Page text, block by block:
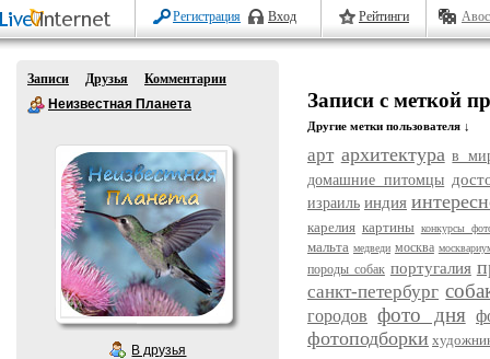
Регистрация Вход Рейтинги
Записи Друзья
Комментарии
Неизвестная Планета
В друзья
Записи с меткой
Другие метки пользователя ↓
арт архитектура в
домашние питомцы
израиль индия
карелия картины конкурсы
мальта медведи москва
породы собак португалия
санкт-петербург
городов фото дня
фотоподборки